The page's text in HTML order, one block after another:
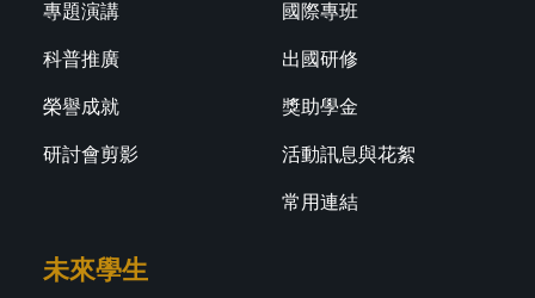
專題演講
科普推廣
榮譽成就
研討會剪影
國際專班
出國研修
獎助學金
活動訊息與花絮
常用連結
未來學生